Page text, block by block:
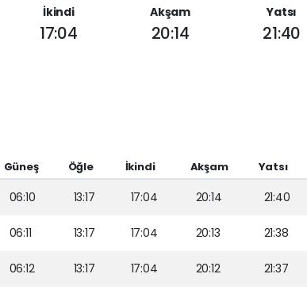
İkindi
17:04
Akşam
20:14
Yatsı
21:40
Güneş Öğle İkindi Akşam Yatsı
06:10 13:17 17:04 20:14 21:40
06:11 13:17 17:04 20:13 21:38
06:12 13:17 17:04 20:12 21:37